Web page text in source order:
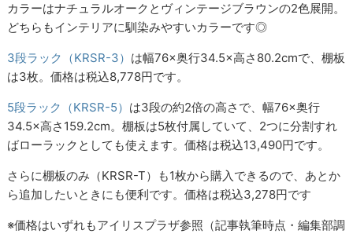
カラーはナチュラルオークとヴィンテージブラウンの2色展開。
どちらもインテリアに馴染みやすいカラーです◎
3段ラック（KRSR-3） は幅76×奥行34.5×高さ80.2cmで、棚板
は3枚。価格は税込8,778円です。
5段ラック（KRSR-5） は3段の約2倍の高さで、幅76×奥行
34.5×高さ159.2cm。棚板は5枚付属していて、2つに分割すれ
ばローラックとしても使えます。価格は税込13,490円です。
さらに棚板のみ（KRSR-T）も1枚から購入できるので、あとか
ら追加したいときにも便利です。価格は税込3,278円です
※価格はいずれもアイリスプラザ参照（記事執筆時点・編集部調